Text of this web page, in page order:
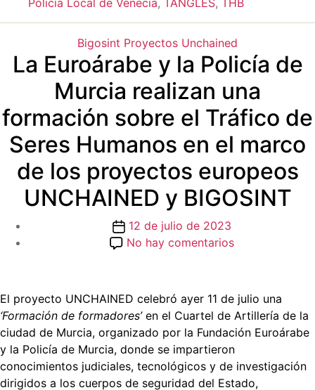
Policía Local de Venecia, TANGLES, THB
Categorías
Bigosint Proyectos Unchained
La Euroárabe y la Policía de
Murcia realizan una
formación sobre el Tráfico de
Seres Humanos en el marco
de los proyectos europeos
UNCHAINED y BIGOSINT
Fecha
de
12 de julio de 2023
No hay comentariosen
y
la
Policía
Murcia
realizan
El proyecto UNCHAINED celebró ayer 11 de julio una
‘Formación de formadores’en el Cuartel de Artillería de la
ciudad de Murcia, organizado por la Fundación Euroárabe
y la Policía de Murcia, donde se impartieron
conocimientos judiciales, tecnológicos y de investigación
dirigidos a los cuerpos de seguridad del Estado,